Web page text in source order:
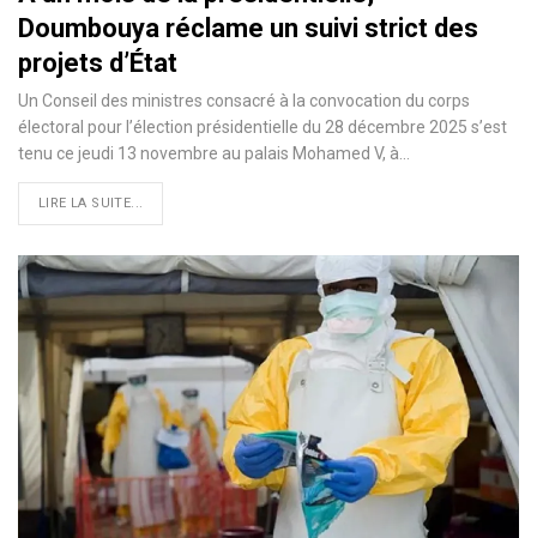
Doumbouya réclame un suivi strict des
projets d’État
Un Conseil des ministres consacré à la convocation du corps
électoral pour l’élection présidentielle du 28 décembre 2025 s’est
tenu ce jeudi 13 novembre au palais Mohamed V, à…
LIRE LA SUITE...